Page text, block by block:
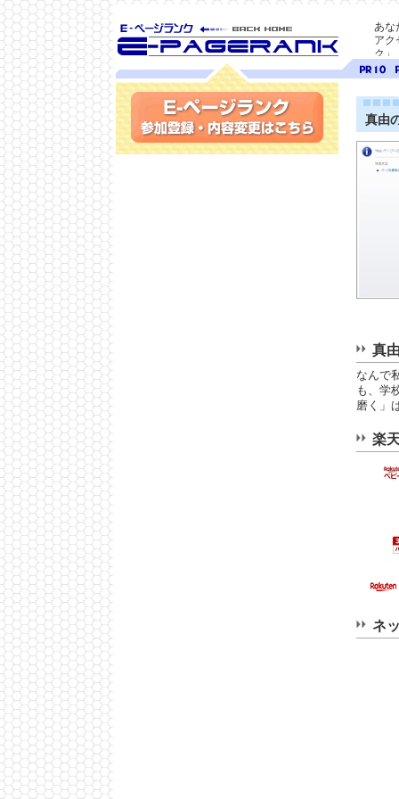
SEO対策に E-ページ
ランク
あな
アク
ク」
ランク
10
9
真由
真
なんで
も、学
磨く」
楽
ネ
参加登録(無料)・内容変更